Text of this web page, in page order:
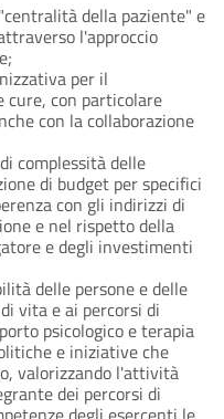
della paziente" e
l'approccio
per il
con particolare
con la collaborazione
complessità delle
di budget per specifici
con gli indirizzi di
e nel rispetto della
e degli investimenti
delle persone e delle
vita e ai percorsi di
psicologico e terapia
e iniziative che
valorizzando l'attività
dei percorsi di